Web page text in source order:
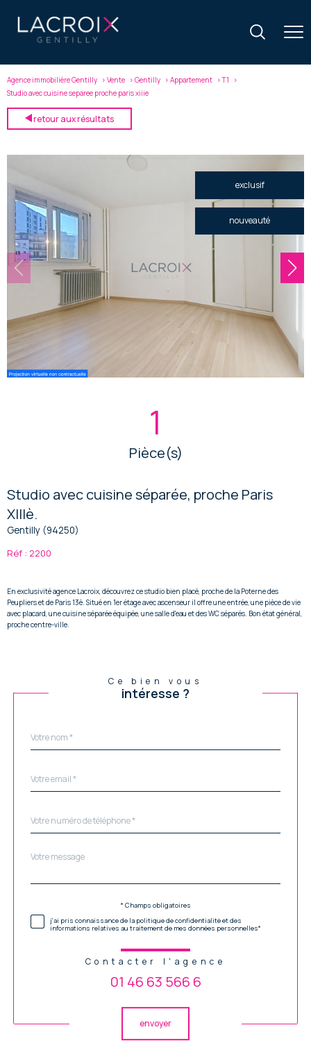
Agence immobilière Gentilly Vente Gentilly Appartement
T1
Studio avec cuisine separee proche paris xiiie
retour aux résultats
exclusif
nouveauté
1
Pièce(s)
Studio avec cuisine séparée, proche Paris
XIIIè.
Gentilly (94250)
Réf : 2200
En exclusivité agence Lacroix, découvrez ce studio bien placé, proche de la Poterne des
Peupliers et de Paris 13è. Situé en 1er étage avec ascenseur il offre une entrée, une pièce de vie
avec placard, une cuisine séparée équipée, une salle d'eau et des WC séparés. Bon état général,
proche centre-ville.
Ce bien vous
intéresse ?
par
*
*
*
Fieldset
Message
*
* Champs obligatoires
j'ai pris connaissance de la politique de confidentialité et des
informations relatives au traitement de mes données personnelles*
Contacter l'agence
01 46 63 566 6
envoyer